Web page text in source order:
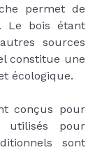
permet de
Le bois étant
sources
constitue une
écologique.
conçus pour
utilisés pour
sont